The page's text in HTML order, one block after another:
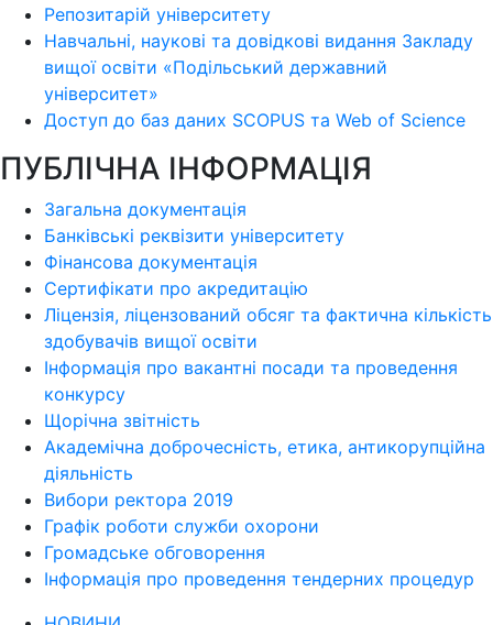
Репозитарій університету
Навчальні, наукові та довідкові видання Закладу
вищої освіти «Подільський державний
університет»
Доступ до баз даних SCOPUS та Web of Science
ПУБЛІЧНА ІНФОРМАЦІЯ
Загальна документація
Банківські реквізити університету
Фінансова документація
Сертифікати про акредитацію
Ліцензія, ліцензований обсяг та фактична кількість
здобувачів вищої освіти
Інформація про вакантні посади та проведення
конкурсу
Щорічна звітність
Академічна доброчесність, етика, антикорупційна
діяльність
Вибори ректора 2019
Графік роботи служби охорони
Громадське обговорення
Інформація про проведення тендерних процедур